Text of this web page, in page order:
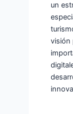
un
visión